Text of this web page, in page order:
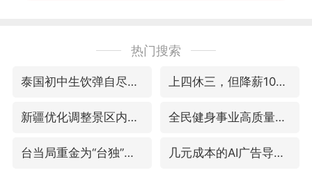
热门搜索
泰国初中生饮弹自尽前开了26枪 上四休三，但降薪1000元，你接受吗？
新疆优化调整景区内自驾服务费 全民健身事业高质量发展
台当局重金为“台独”织“皇帝新衣” 几元成本的AI广告导致千万市值蒸发